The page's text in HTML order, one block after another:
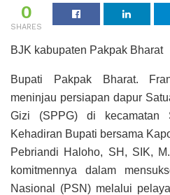
0
SHARES
BJK kabupaten Pakpak Bharat
Bupati Pakpak Bharat.
meninjau persiapan dapur
Gizi (SPPG) di kecamatan
Kehadiran Bupati bersama
Pebriandi Haloho, SH, SIK,
komitmennya dalam
Nasional (PSN) melalui